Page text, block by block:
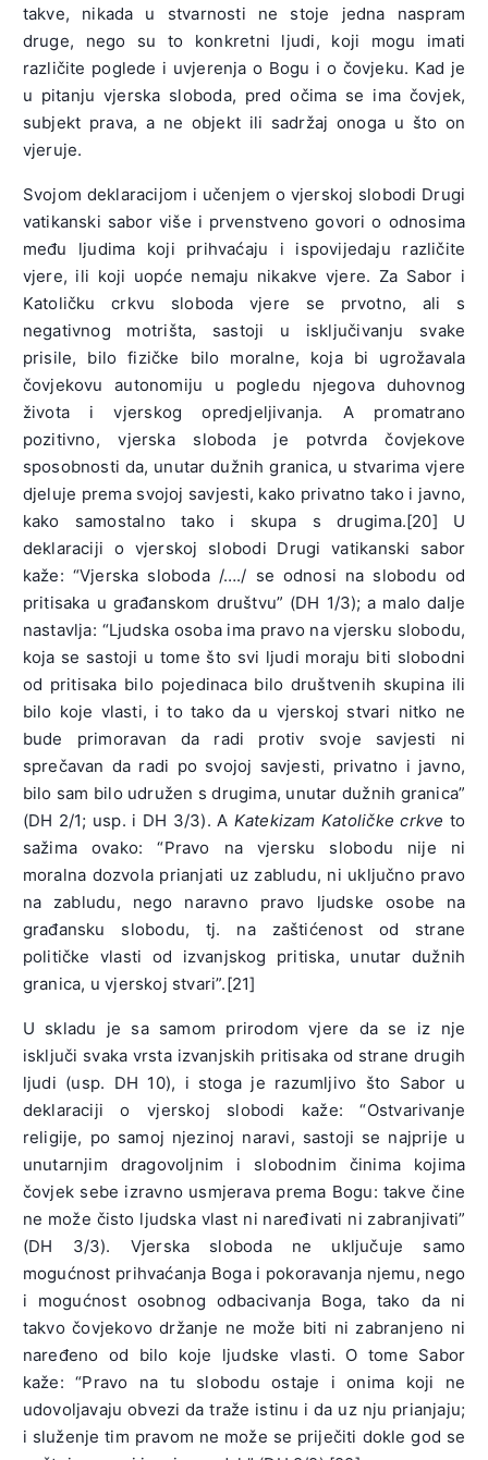
takve, nikada u stvarnosti ne stoje jedna naspram
druge, nego su to konkretni ljudi, koji mogu imati
različite poglede i uvjerenja o Bogu i o čovjeku. Kad je
u pitanju vjerska sloboda, pred očima se ima čovjek,
subjekt prava, a ne objekt ili sadržaj onoga u što on
vjeruje.
Svojom deklaracijom i učenjem o vjerskoj slobodi Drugi
vatikanski sabor više i prvenstveno govori o odnosima
među ljudima koji prihvaćaju i ispovijedaju različite
vjere, ili koji uopće nemaju nikakve vjere. Za Sabor i
Katoličku crkvu sloboda vjere se prvotno, ali s
negativnog motrišta, sastoji u isključivanju svake
prisile, bilo fizičke bilo moralne, koja bi ugrožavala
čovjekovu autonomiju u pogledu njegova duhovnog
života i vjerskog opredjeljivanja. A promatrano
pozitivno, vjerska sloboda je potvrda čovjekove
sposobnosti da, unutar dužnih granica, u stvarima vjere
djeluje prema svojoj savjesti, kako privatno tako i javno,
kako samostalno tako i skupa s drugima.[20] U
deklaraciji o vjerskoj slobodi Drugi vatikanski sabor
kaže: “Vjerska sloboda /…./ se odnosi na slobodu od
pritisaka u građanskom društvu” (DH 1/3); a malo dalje
nastavlja: “Ljudska osoba ima pravo na vjersku slobodu,
koja se sastoji u tome što svi ljudi moraju biti slobodni
od pritisaka bilo pojedinaca bilo društvenih skupina ili
bilo koje vlasti, i to tako da u vjerskoj stvari nitko ne
bude primoravan da radi protiv svoje savjesti ni
sprečavan da radi po svojoj savjesti, privatno i javno,
bilo sam bilo udružen s drugima, unutar dužnih granica”
(DH 2/1; usp. i DH 3/3). A Katekizam Katoličke crkve to
sažima ovako: “Pravo na vjersku slobodu nije ni
moralna dozvola prianjati uz zabludu, ni uključno pravo
na zabludu, nego naravno pravo ljudske osobe na
građansku slobodu, tj. na zaštićenost od strane
političke vlasti od izvanjskog pritiska, unutar dužnih
granica, u vjerskoj stvari”.[21]
U skladu je sa samom prirodom vjere da se iz nje
isključi svaka vrsta izvanjskih pritisaka od strane drugih
ljudi (usp. DH 10), i stoga je razumljivo što Sabor u
deklaraciji o vjerskoj slobodi kaže: “Ostvarivanje
religije, po samoj njezinoj naravi, sastoji se najprije u
unutarnjim dragovoljnim i slobodnim činima kojima
čovjek sebe izravno usmjerava prema Bogu: takve čine
ne može čisto ljudska vlast ni naređivati ni zabranjivati”
(DH 3/3). Vjerska sloboda ne uključuje samo
mogućnost prihvaćanja Boga i pokoravanja njemu, nego
i mogućnost osobnog odbacivanja Boga, tako da ni
takvo čovjekovo držanje ne može biti ni zabranjeno ni
naređeno od bilo koje ljudske vlasti. O tome Sabor
kaže: “Pravo na tu slobodu ostaje i onima koji ne
udovoljavaju obvezi da traže istinu i da uz nju prianjaju;
i služenje tim pravom ne može se priječiti dokle god se